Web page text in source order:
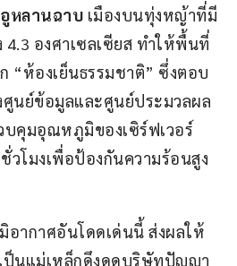
อูหลานฉาบ เมืองบนทุ่งหญ้าที่มี
องศาเซลเซียส ทำให้พื้นที่
“ห้องเย็นธรรมชาติ” ซึ่งตอบ
ศูนย์ข้อมูลและศูนย์ประมวลผล
บคุมอุณหภูมิของเซิร์ฟเวอร์
วโมงเพื่อป้องกันความร้อนสูง
อากาศอันโดดเด่นนี้ ส่งผลให้
ป็นแม่เหล็กดึงดูดบริษัทปัญญา